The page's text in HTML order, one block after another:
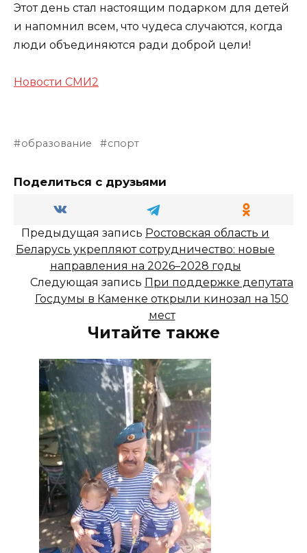
Этот день стал настоящим подарком для детей
и напомнил всем, что чудеса случаются, когда
люди объединяются ради доброй цели!
Новости СМИ2
образование спорт
Поделиться с друзьями
Предыдущая запись Ростовская область и
Беларусь укрепляют сотрудничество: новые
направления на 2026–2028 годы
Следующая запись При поддержке депутата
Госдумы в Каменке открыли кинозал на 150
мест
Читайте также